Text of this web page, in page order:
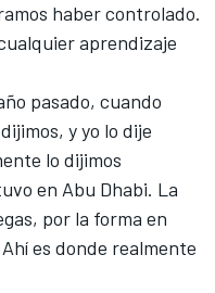
haber controlado.
aprendizaje
pasado, cuando
y yo lo dije
lo dijimos
en Abu Dhabi. La
por la forma en
es donde realmente